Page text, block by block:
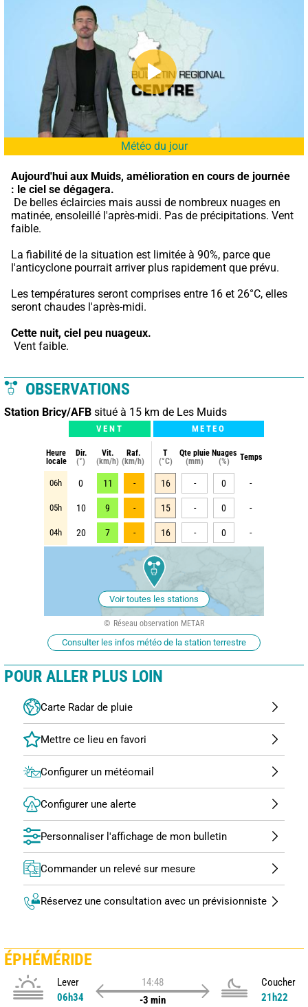
Météo du jour
Aujourd'hui aux Muids, amélioration en cours de journée
: le ciel se dégagera.
matinée, ensoleillé l'après-midi. Pas de précipitations. Vent
faible.
La fiabilité de la situation est limitée à 90%, parce que
l'anticyclone pourrait arriver plus rapidement que prévu.
Les températures seront comprises entre 16 et 26°C, elles
seront chaudes l'après-midi.
Cette nuit, ciel peu nuageux.
Vent faible.
OBSERVATIONS
Station Bricy/AFB situé à 15 km de Les Muids
VENT METEO
Heure
locale
Dir.
(°)
Vit.
(km/h)
Raf.
(km/h)
T
(°C)
Qte pluie
(mm)
Nuages
(%)
Temps
06h 0 11 - 16 - 0 -
05h 10 9 - 15 - 0 -
04h 20 7 - 16 - 0 -
Voir toutes les stations
Réseau observation METAR
Consulter les infos météo de la station terrestre
POUR ALLER PLUS LOIN
Carte Radar de pluie
Configurer un météomail
Configurer une alerte
Personnaliser l'affichage de mon bulletin
Commander un relevé sur mesure
Réservez une consultation avec un prévisionniste
ÉPHÉMÉRIDE
Lever
06h34
14:48
-3 min
Coucher
21h22